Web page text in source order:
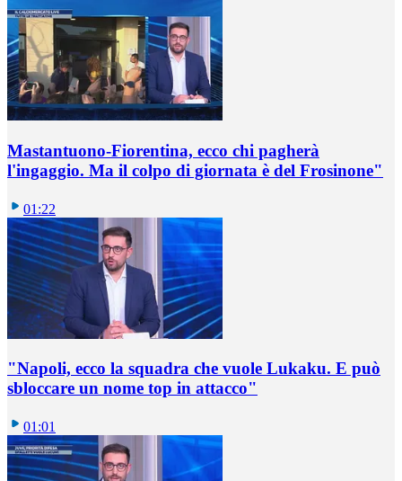
Mastantuono-Fiorentina, ecco chi pagherà
l'ingaggio. Ma il colpo di giornata è del Frosinone"
01:22
"Napoli, ecco la squadra che vuole Lukaku. E può
sbloccare un nome top in attacco"
01:01